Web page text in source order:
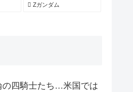
Zガンダム
の四騎士たち…米国では